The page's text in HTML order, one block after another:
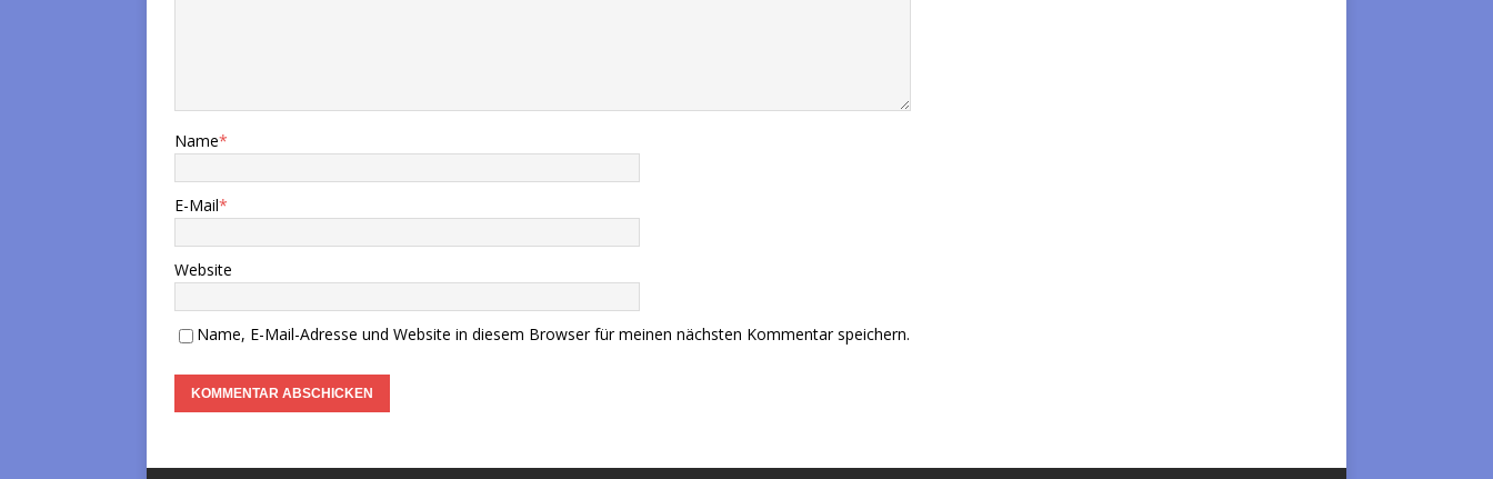
Name*
E-Mail*
Website
Name, E-Mail-Adresse und Website in diesem Browser für meinen nächsten Kommentar speichern.